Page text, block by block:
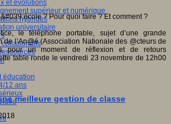
et évolutions
supérieur et numérique
hybrides
universitaire
collaboratifs
éducation
12 ans
le téléphone portable, sujet d’une grande
de l’An@é (Association Nationale des @cteurs de
pour un moment de réflexion et de retours
table ronde le vendredi 23 novembre de 12h00
meilleure gestion de classe